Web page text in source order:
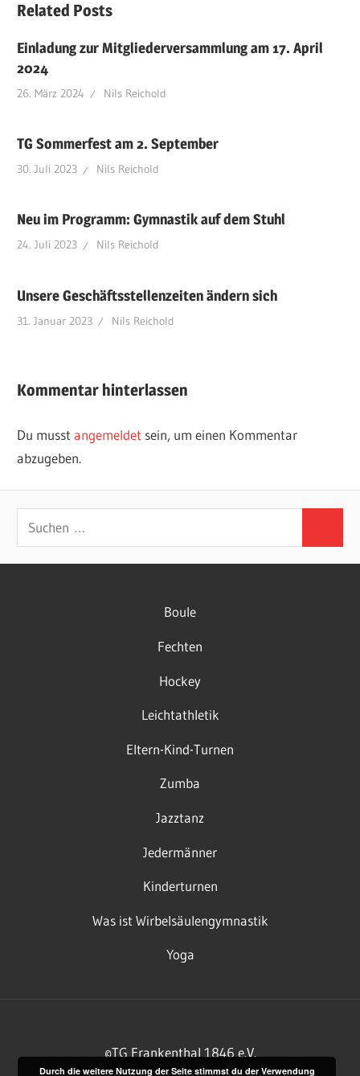
Related Posts
Einladung zur Mitgliederversammlung am 17. April
2024
26. März 2024 Nils Reichold
TG Sommerfest am 2. September
30. Juli 2023 Nils Reichold
Neu im Programm: Gymnastik auf dem Stuhl
24. Juli 2023 Nils Reichold
Unsere Geschäftsstellenzeiten ändern sich
31. Januar 2023 Nils Reichold
Kommentar hinterlassen
Du musstangemeldet sein, um einen Kommentar
abzugeben.
Suchen
nach:
Boule
Fechten
Hockey
Leichtathletik
Eltern-Kind-Turnen
Zumba
Jazztanz
Jedermänner
Kinderturnen
Was ist Wirbelsäulengymnastik
Yoga
©TG Frankenthal 1846 e.V.
Durch die weitere Nutzung der Seite stimmst du der Verwendung